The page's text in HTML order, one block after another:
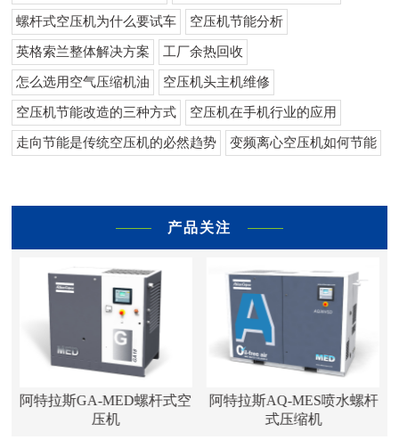
螺杆式空压机为什么要试车 空压机节能分析
英格索兰整体解决方案 工厂余热回收
怎么选用空气压缩机油 空压机头主机维修
空压机节能改造的三种方式 空压机在手机行业的应用
走向节能是传统空压机的必然趋势 变频离心空压机如何节能
产品关注
MED螺杆式空
阿特拉斯AQ-MES喷水螺杆
静风37kw工